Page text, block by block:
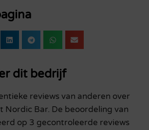
dit bedrijf
reviews van anderen over
Nordic Bar. De beoordeling van
op 3 gecontroleerde reviews